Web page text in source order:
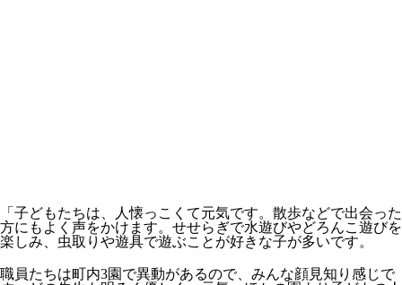
「子どもたちは、人懐っこくて元気です。散歩などで出会った
方にもよく声をかけます。せせらぎで水遊びやどろんこ遊びを
楽しみ、虫取りや遊具で遊ぶことが好きな子が多いです。
職員たちは町内3園で異動があるので、みんな顔見知り感じで